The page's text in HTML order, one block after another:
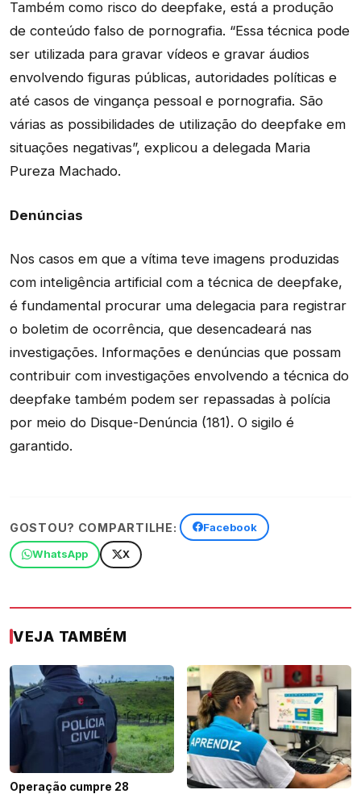
Também como risco do deepfake, está a produção
de conteúdo falso de pornografia. “Essa técnica pode
ser utilizada para gravar vídeos e gravar áudios
envolvendo figuras públicas, autoridades políticas e
até casos de vingança pessoal e pornografia. São
várias as possibilidades de utilização do deepfake em
situações negativas”, explicou a delegada Maria
Pureza Machado.
Denúncias
Nos casos em que a vítima teve imagens produzidas
com inteligência artificial com a técnica de deepfake,
é fundamental procurar uma delegacia para registrar
o boletim de ocorrência, que desencadeará nas
investigações. Informações e denúncias que possam
contribuir com investigações envolvendo a técnica do
deepfake também podem ser repassadas à polícia
por meio do Disque-Denúncia (181). O sigilo é
garantido.
GOSTOU? COMPARTILHE: Facebook
WhatsApp X
VEJA TAMBÉM
Operação cumpre 28